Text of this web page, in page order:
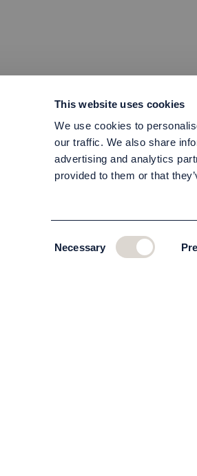
This website uses cookies
We use cookies to
our traffic. We also share
advertising and analytics
provided to them or that
Selection
Necessary